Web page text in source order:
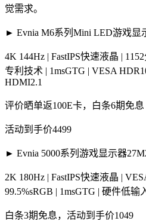
觉需求。
► Evnia M6系列Mini LED游戏显
4K 144Hz | FastIPS快速液晶 |
专利技术 | 1msGTG | VESA
HDMI2.1
评价晒单返100E卡，白条6期免息
活动到手价4499
► Evnia 5000系列游戏显示器
2K 180Hz | FastIPS快速液晶 |
99.5%sRGB | 1msGTG | 硬件低输
白条3期免息，活动到手价1049